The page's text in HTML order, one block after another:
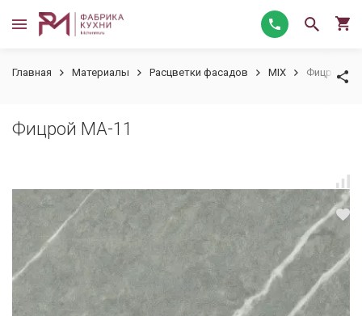
Главная Материалы Расцветки фасадов MIX Фицрой
Фицрой MA-11